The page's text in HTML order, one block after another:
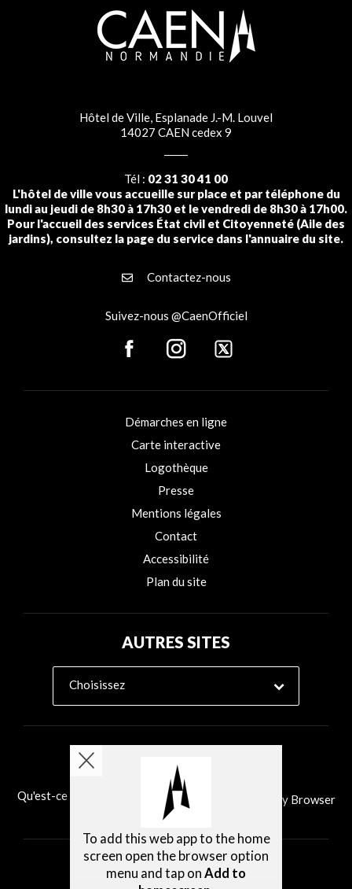
Hôtel de Ville, Esplanade J.-M. Louvel
14027 CAEN cedex 9
Tél : 02 31 30 41 00
L'hôtel de ville vous accueille sur place et par téléphone du
lundi au jeudi de 8h30 à 17h30 et le vendredi de 8h30 à 17h00.
Pour l'accueil des services État civil et Citoyenneté (Aile des
jardins), consultez la page du service dans l'annuaire du site.
Contactez-nous
Suivez-nous @CaenOfficiel
Démarches en ligne
Carte interactive
Logothèque
Presse
Mentions légales
Contact
Accessibilité
Plan du site
AUTRES SITES
Choisissez
Qu'est-ce que Ability Browser? Installer Ability Browser
To add this web app to the home
screen open the browser option
menu and tap on Add to